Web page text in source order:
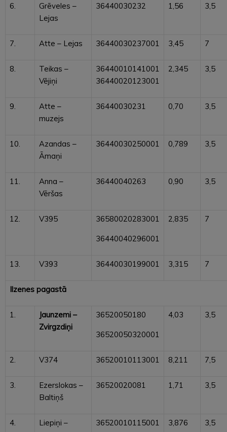
6.
Grēveles –
Lejas
36440030232 1,56 3,5
7. Atte – Lejas 36440030237001 3,45 7
8.
Teikas –
Vējiņi
36440010141001
36440020123001
2,345 3,5
9.
Atte –
muzejs
36440030231 0,70 3,5
10.
Azandas –
Āmaņi
36440030250001 0,789 3,5
11.
Anna –
Vēršas
36440040263 0,90 3,5
12. V395 36580020283001
36440040296001
2,835 7
13. V393 36440030199001 3,315 7
Ilzenes pagastā
1.
Jaunzemi –
Zvirgzdiņi
36520050180
36520050320001
4,03 3,5
2. V374 36520010113001 8,211 7,5
3.
Ezerslokas –
Baltiņš
36520020081 1,71 3,5
4.
Liepiņi –
36520010115001 3,876 3,5